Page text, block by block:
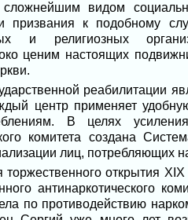
видом
призвания к подобному
и религиозных
ценим настоящих
реабилитации
центр применяет
В целях
комитета создана
лиц, потребляющих
открытия
антинаркотического
по противодействию